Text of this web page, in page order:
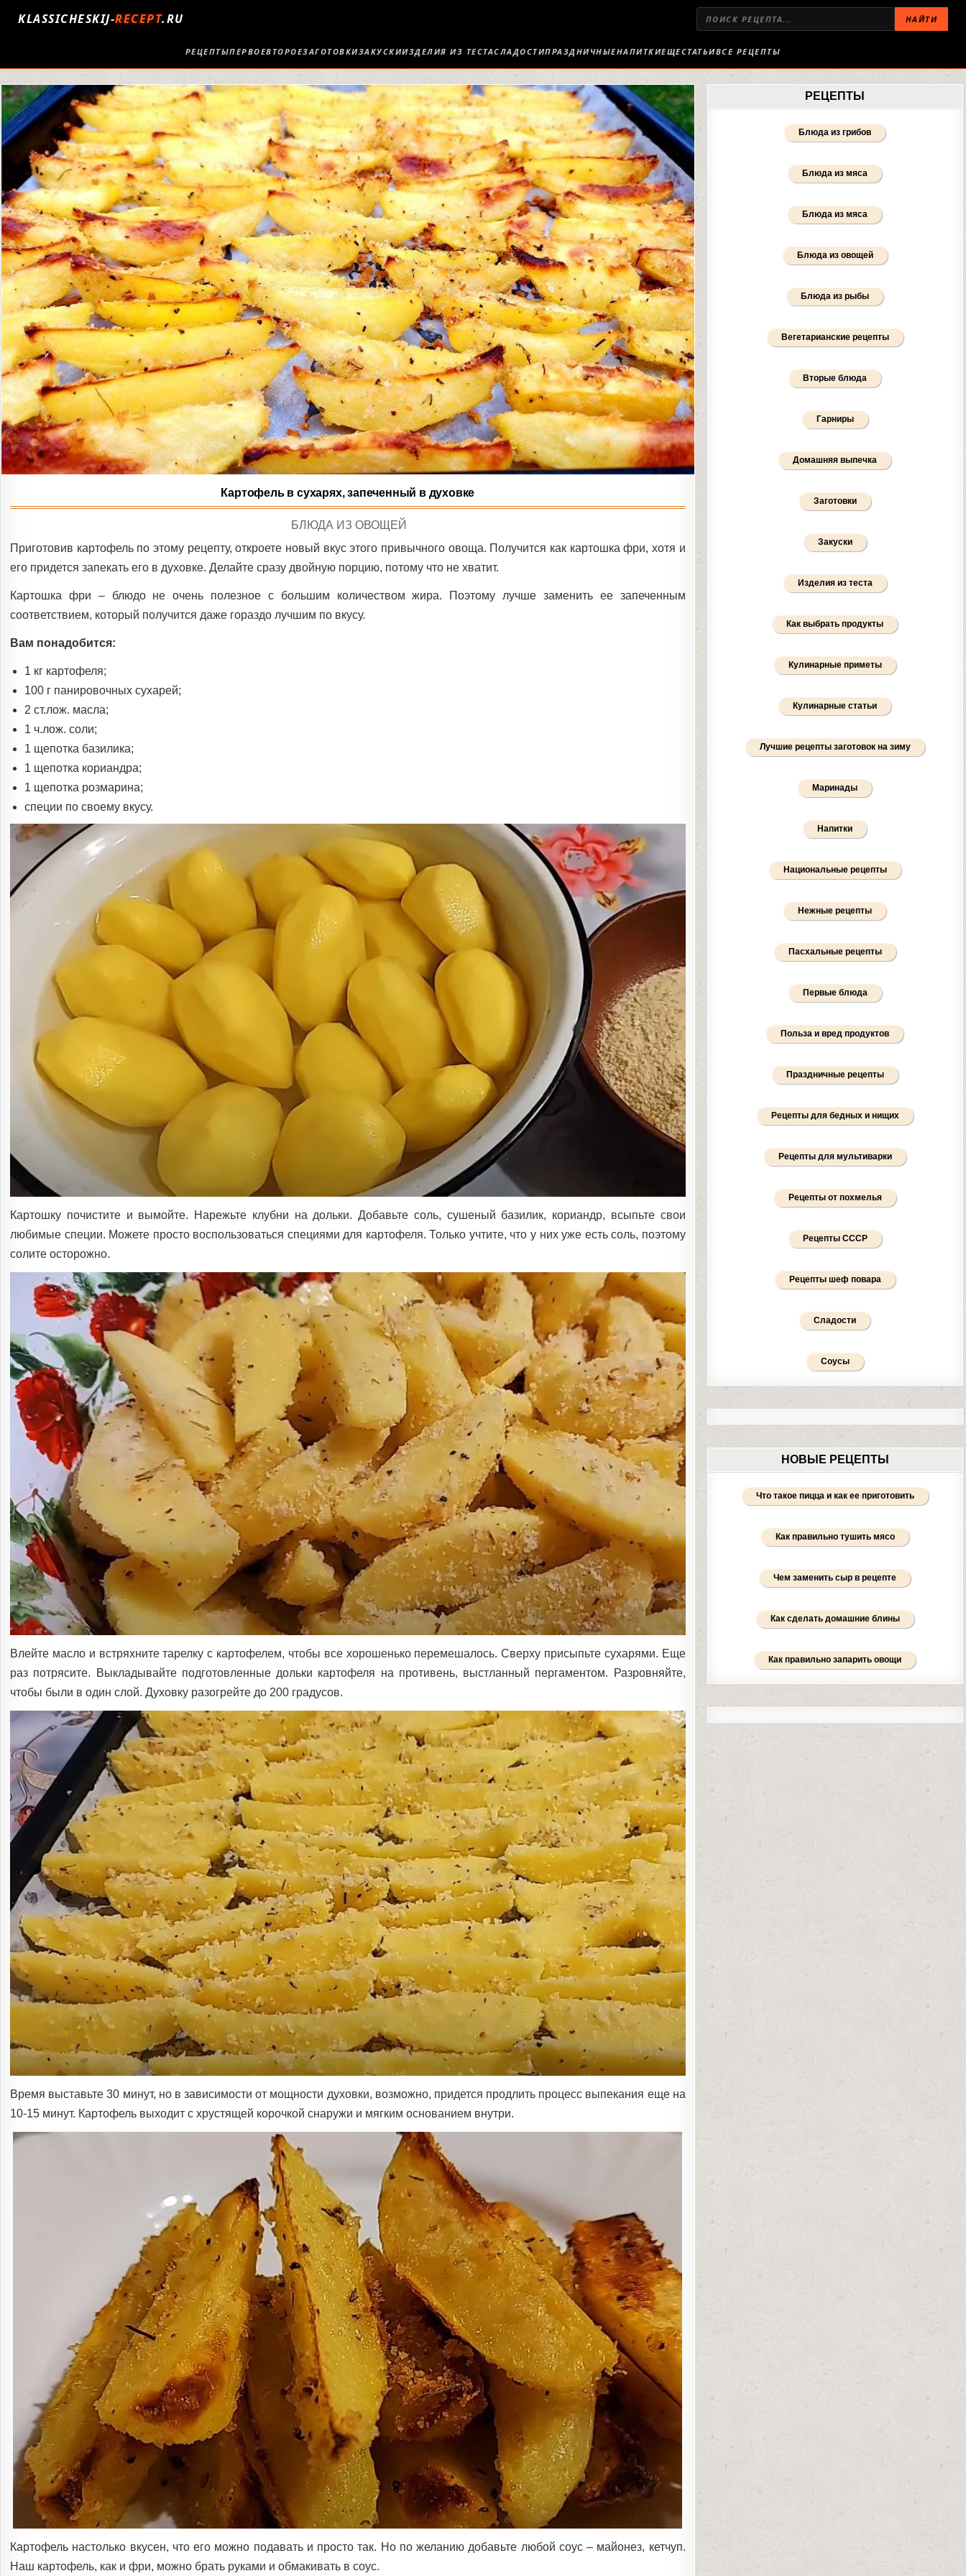
KLASSICHESKIJ-RECEPT.RU НАЙТИ
РЕЦЕПТЫПЕРВОЕВТОРОЕЗАГОТОВКИЗАКУСКИИЗДЕЛИЯ ИЗ ТЕСТАСЛАДОСТИПРАЗДНИЧНЫЕНАПИТКИЕЩЕСТАТЬИВСЕ РЕЦЕПТЫ
Картофель в сухарях, запеченный в духовке
POSTED
БЛЮДА ИЗ ОВОЩЕЙ
Приготовив картофель по этому рецепту, откроете новый вкус этого привычного овоща. Получится как картошка фри, хотя и
его придется запекать его в духовке. Делайте сразу двойную порцию, потому что не хватит.
Картошка фри – блюдо не очень полезное с большим количеством жира. Поэтому лучше заменить ее запеченным
соответствием, который получится даже гораздо лучшим по вкусу.
Вам понадобится:
1 кг картофеля;
100 г панировочных сухарей;
2 ст.лож. масла;
1 ч.лож. соли;
1 щепотка базилика;
1 щепотка кориандра;
1 щепотка розмарина;
специи по своему вкусу.
Картошку почистите и вымойте. Нарежьте клубни на дольки. Добавьте соль, сушеный базилик, кориандр, всыпьте свои
любимые специи. Можете просто воспользоваться специями для картофеля. Только учтите, что у них уже есть соль, поэтому
солите осторожно.
Влейте масло и встряхните тарелку с картофелем, чтобы все хорошенько перемешалось. Сверху присыпьте сухарями. Еще
раз потрясите. Выкладывайте подготовленные дольки картофеля на противень, выстланный пергаментом. Разровняйте,
чтобы были в один слой. Духовку разогрейте до 200 градусов.
Время выставьте 30 минут, но в зависимости от мощности духовки, возможно, придется продлить процесс выпекания еще на
10-15 минут. Картофель выходит с хрустящей корочкой снаружи и мягким основанием внутри.
Картофель настолько вкусен, что его можно подавать и просто так. Но по желанию добавьте любой соус – майонез, кетчуп.
Наш картофель, как и фри, можно брать руками и обмакивать в соус.
РЕЦЕПТЫ
Блюда из грибов
Блюда из мяса
Блюда из мяса
Блюда из овощей
Блюда из рыбы
Вегетарианские рецепты
Вторые блюда
Гарниры
Домашняя выпечка
Заготовки
Закуски
Изделия из теста
Как выбрать продукты
Кулинарные приметы
Кулинарные статьи
Лучшие рецепты заготовок на зиму
Маринады
Напитки
Национальные рецепты
Нежные рецепты
Пасхальные рецепты
Первые блюда
Польза и вред продуктов
Праздничные рецепты
Рецепты для бедных и нищих
Рецепты для мультиварки
Рецепты от похмелья
Рецепты СССР
Рецепты шеф повара
Сладости
Соусы
НОВЫЕ РЕЦЕПТЫ
Что такое пицца и как ее приготовить
Как правильно тушить мясо
Чем заменить сыр в рецепте
Как сделать домашние блины
Как правильно запарить овощи